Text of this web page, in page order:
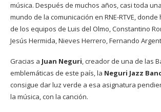
música. Después de muchos años, casi toda
mundo de la comunicación en RNE-RTVE,
de los equipos de Luis del Olmo, Constantino
Jesús Hermida, Nieves Herrero, Fernando
Gracias a Juan Neguri, creador de una de las
emblemáticas de este país, la Neguri Jazz
consigue dar luz verde a esa asignatura
la música, con la canción.